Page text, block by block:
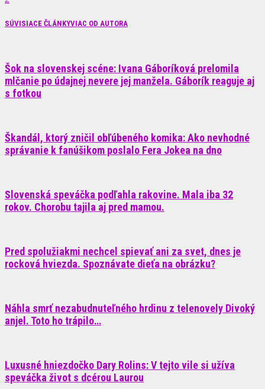
SÚVISIACE ČLÁNKYVIAC OD AUTORA
Šok na slovenskej scéne: Ivana Gáboríková prelomila
mlčanie po údajnej nevere jej manžela. Gáborík reaguje aj
s fotkou
Škandál, ktorý zničil obľúbeného komika: Ako nevhodné
správanie k fanúšikom poslalo Fera Jokea na dno
Slovenská speváčka podľahla rakovine. Mala iba 32
rokov. Chorobu tajila aj pred mamou.
Pred spolužiakmi nechcel spievať ani za svet, dnes je
rocková hviezda. Spoznávate dieťa na obrázku?
Náhla smrť nezabudnuteľného hrdinu z telenovely Divoký
anjel. Toto ho trápilo…
Luxusné hniezdočko Dary Rolins: V tejto vile si užíva
speváčka život s dcérou Laurou